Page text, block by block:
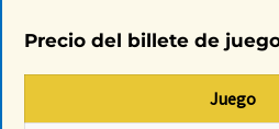
Precio del billete de
Juego